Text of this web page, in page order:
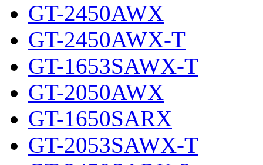
GT-2450AWX
GT-2450AWX-T
GT-1653SAWX-T
GT-2050AWX
GT-1650SARX
GT-2053SAWX-T